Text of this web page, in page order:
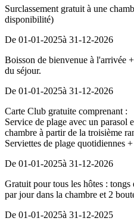
Surclassement gratuit à une
disponibilité)
De 01-01-2025à 31-12-2026
Boisson de bienvenue à l'arrivée
du séjour.
De 01-01-2025à 31-12-2026
Carte Club gratuite comprenant :
Service de plage avec un parasol
chambre à partir de la troisième
Serviettes de plage quotidiennes
De 01-01-2025à 31-12-2026
Gratuit pour tous les hôtes : tongs
par jour dans la chambre et 2
De 01-01-2025à 31-12-2025